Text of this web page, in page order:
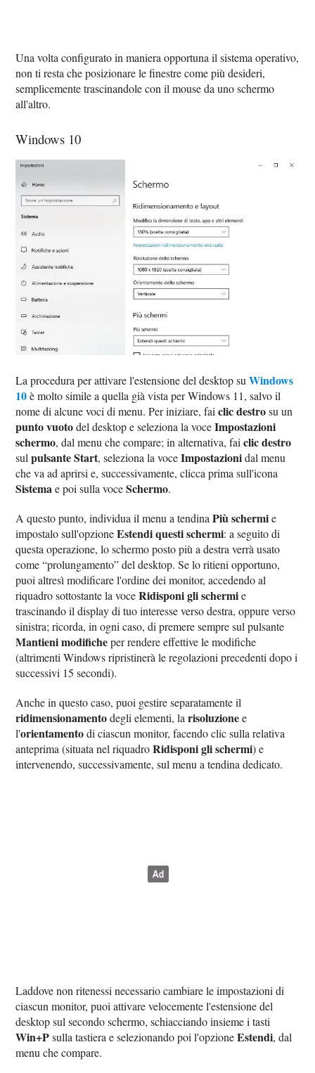
Una volta configurato in maniera opportuna il sistema operativo,
non ti resta che posizionare le finestre come più desideri,
semplicemente trascinandole con il mouse da uno schermo
all'altro.
Windows 10
La procedura per attivare l'estensione del desktop suWindows
10è molto simile a quella già vista per Windows 11, salvo il
nome di alcune voci di menu. Per iniziare, faiclic destrosu un
punto vuotodel desktop e seleziona la voceImpostazioni
schermo, dal menu che compare; in alternativa, faiclic destro
sulpulsante Start, seleziona la voceImpostazionidal menu
che va ad aprirsi e, successivamente, clicca prima sull'icona
Sistemae poi sulla voceSchermo.
A questo punto, individua il menu a tendinaPiù schermie
impostalo sull'opzioneEstendi questi schermi: a seguito di
questa operazione, lo schermo posto più a destra verrà usato
come “prolungamento” del desktop. Se lo ritieni opportuno,
puoi altresì modificare l'ordine dei monitor, accedendo al
riquadro sottostante la voceRidisponi gli schermie
trascinando il display di tuo interesse verso destra, oppure verso
sinistra; ricorda, in ogni caso, di premere sempre sul pulsante
Mantieni modificheper rendere effettive le modifiche
(altrimenti Windows ripristinerà le regolazioni precedenti dopo i
successivi 15 secondi).
Anche in questo caso, puoi gestire separatamente il
ridimensionamentodegli elementi, larisoluzionee
l'orientamentodi ciascun monitor, facendo clic sulla relativa
anteprima (situata nel riquadroRidisponi gli schermi) e
intervenendo, successivamente, sul menu a tendina dedicato.
Laddove non ritenessi necessario cambiare le impostazioni di
ciascun monitor, puoi attivare velocemente l'estensione del
desktop sul secondo schermo, schiacciando insieme i tasti
Win+Psulla tastiera e selezionando poi l'opzioneEstendi, dal
menu che compare.